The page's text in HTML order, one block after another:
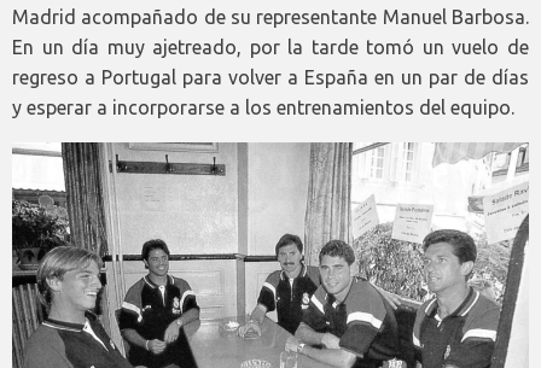
Madrid acompañado de su representante Manuel Barbosa.
En un día muy ajetreado, por la tarde tomó un vuelo de
regreso a Portugal para volver a España en un par de días
y esperar a incorporarse a los entrenamientos del equipo.